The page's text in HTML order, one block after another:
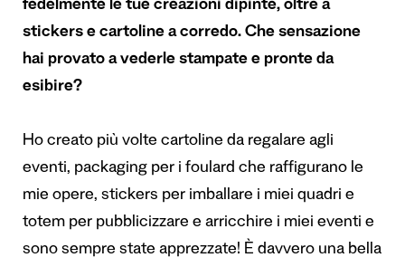
fedelmente le tue creazioni dipinte, oltre a
stickers e cartoline a corredo. Che sensazione
hai provato a vederle stampate e pronte da
esibire?
Ho creato più volte cartoline da regalare agli
eventi, packaging per i foulard che raffigurano le
mie opere, stickers per imballare i miei quadri e
totem per pubblicizzare e arricchire i miei eventi e
sono sempre state apprezzate! È davvero una bella